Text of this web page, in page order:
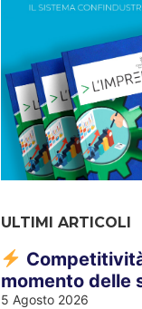
ULTIMI ARTICOLI
momento delle
5 Agosto 2026